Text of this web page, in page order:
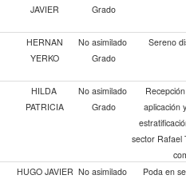
JAVIER
Grado
HERNAN
YERKO
No asimilado
Grado
Sereno
HILDA
PATRICIA
No asimilado
Grado
aplicación
sector Rafael
HUGO JAVIER No asimilado
Poda en